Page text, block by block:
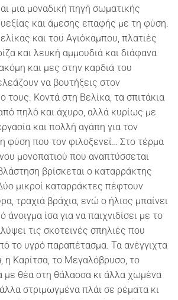
μια μοναδική πηγή σωματικής
και άμεσης επαφής με τη φύση.
και του Αγιόκαμπου, πλατιές
και λευκή αμμουδιά και διάφανα
και μες στην καρδιά του
να βουτήξεις στον
τους. Κοντά στη Βελίκα, τα σπιτάκια
πηλό και άχυρο, αλλά κυρίως με
και πολλή αγάπη για τον
φύση που τον φιλοξενεί… Στο τέρμα
μονοπατιού που αναπτύσσεται
βρίσκεται ο καταρράκτης
μικροί καταρράκτες πέφτουν
τραχιά βράχια, ενώ ο ήλιος μπαίνει
άνοιγμα ίσα για να παιχνιδίσει με το
τις σκοτεινές σπηλιές που
το υγρό παραπέτασμα. Τα ανέγγιχτα
η Καρίτσα, το Μεγαλόβρυσο, το
με θέα στη θάλασσα κι άλλα χωμένα
στριμωγμένα πλάι σε ρέματα κι